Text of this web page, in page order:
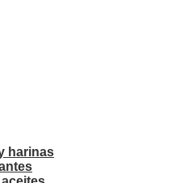
harinas